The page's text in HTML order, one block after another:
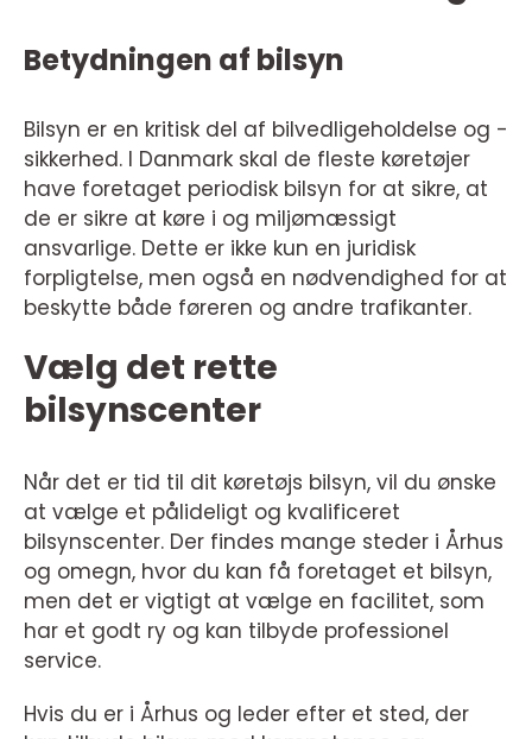
Betydningen af bilsyn
Bilsyn er en kritisk del af bilvedligeholdelse og -
sikkerhed. I Danmark skal de fleste køretøjer
have foretaget periodisk bilsyn for at sikre, at
de er sikre at køre i og miljømæssigt
ansvarlige. Dette er ikke kun en juridisk
forpligtelse, men også en nødvendighed for at
beskytte både føreren og andre trafikanter.
Vælg det rette
bilsynscenter
Når det er tid til dit køretøjs bilsyn, vil du ønske
at vælge et pålideligt og kvalificeret
bilsynscenter. Der findes mange steder i Århus
og omegn, hvor du kan få foretaget et bilsyn,
men det er vigtigt at vælge en facilitet, som
har et godt ry og kan tilbyde professionel
service.
Hvis du er i Århus og leder efter et sted, der